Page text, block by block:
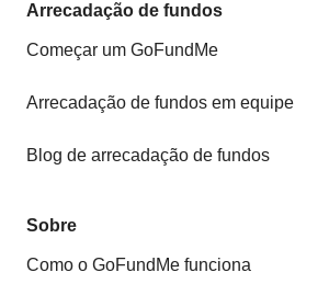
Arrecadação de fundos
Começar um GoFundMe
Arrecadação de fundos em equipe
Blog de arrecadação de fundos
Sobre
Como o GoFundMe funciona